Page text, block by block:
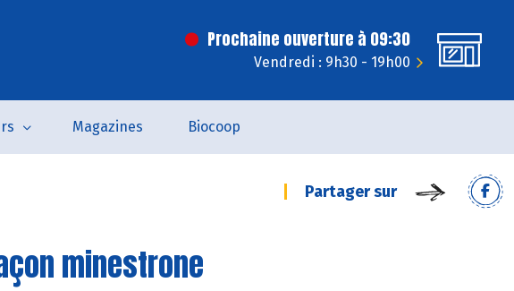
Prochaine ouverture à 09:30
Vendredi : 9h30 - 19h00
Magazines Biocoop
Partager sur
minestrone